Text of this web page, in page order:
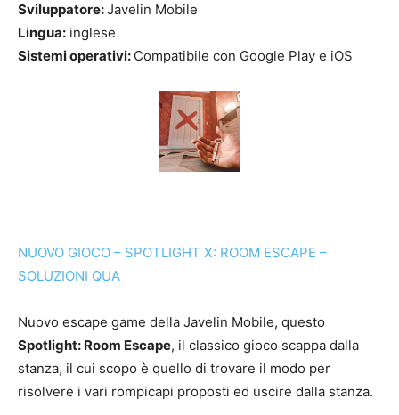
Sviluppatore:Javelin Mobile
Lingua: inglese
Sistemi operativi: Compatibile con Google Play e iOS
NUOVO GIOCO – SPOTLIGHT X: ROOM ESCAPE –
SOLUZIONI QUA
Nuovo escape game della Javelin Mobile, questo
Spotlight: Room Escape, il classico gioco scappa dalla
stanza, il cui scopo è quello di trovare il modo per
risolvere i vari rompicapi proposti ed uscire dalla stanza.